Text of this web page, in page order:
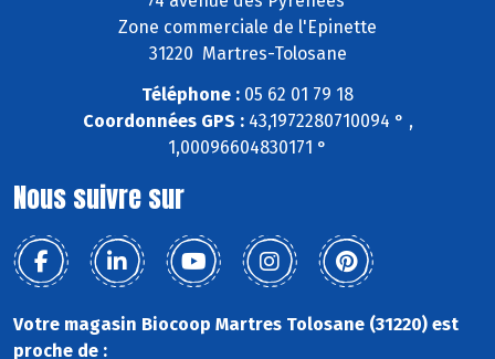
Zone commerciale de l'Epinette
31220 Martres-Tolosane
Téléphone : 05 62 01 79 18
Coordonnées GPS :43,1972280710094 ° ,
1,00096604830171 °
Nous suivre sur
Votre magasin Biocoop Martres Tolosane (31220) est
proche de :